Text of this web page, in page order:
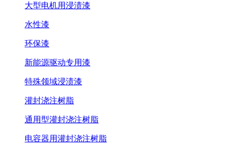
大型电机用浸渍漆
水性漆
环保漆
新能源驱动专用漆
特殊领域浸渍漆
灌封浇注树脂
通用型灌封浇注树脂
电容器用灌封浇注树脂